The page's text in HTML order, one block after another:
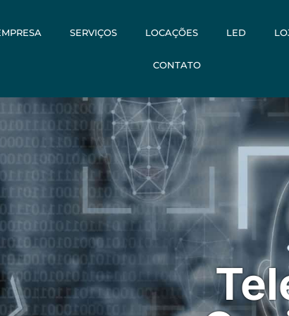
SERVIÇOS LOCAÇÕES LED
CONTATO